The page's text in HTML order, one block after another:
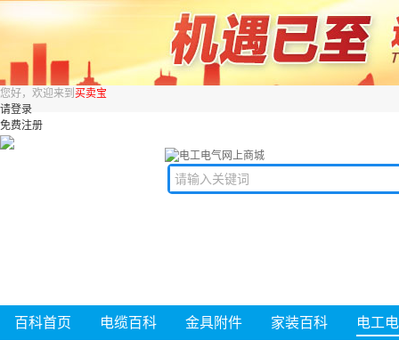
您好，欢迎来到 买卖宝
请登录
免费注册
百科首页 电缆百科 金具附件 家装百科 电工